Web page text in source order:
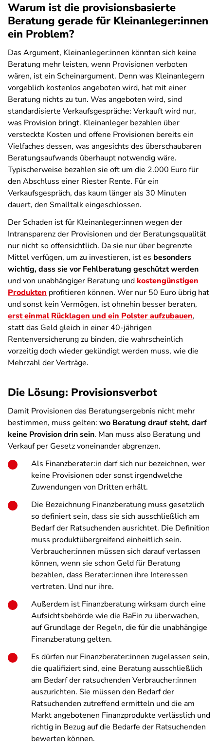
Warum ist die provisionsbasierte
Beratung gerade für Kleinanleger:innen
ein Problem?
Das Argument, Kleinanleger:innen könnten sich keine
Beratung mehr leisten, wenn Provisionen verboten
wären, ist ein Scheinargument. Denn was Kleinanlegern
vorgeblich kostenlos angeboten wird, hat mit einer
Beratung nichts zu tun. Was angeboten wird, sind
standardisierte Verkaufsgespräche: Verkauft wird nur,
was Provision bringt. Kleinanleger bezahlen über
versteckte Kosten und offene Provisionen bereits ein
Vielfaches dessen, was angesichts des überschaubaren
Beratungsaufwands überhaupt notwendig wäre.
Typischerweise bezahlen sie oft um die 2.000 Euro für
den Abschluss einer Riester Rente. Für ein
Verkaufsgespräch, das kaum länger als 30 Minuten
dauert, den Smalltalk eingeschlossen.
Der Schaden ist für Kleinanleger:innen wegen der
Intransparenz der Provisionen und der Beratungsqualität
nur nicht so offensichtlich. Da sie nur über begrenzte
Mittel verfügen, um zu investieren, ist es besonders
wichtig, dass sie vor Fehlberatung geschützt werden
und von unabhängiger Beratung und kostengünstigen
Produkten profitieren können. Wer nur 50 Euro übrig hat
und sonst kein Vermögen, ist ohnehin besser beraten,
erst einmal Rücklagen und ein Polster aufzubauen,
statt das Geld gleich in einer 40-jährigen
Rentenversicherung zu binden, die wahrscheinlich
vorzeitig doch wieder gekündigt werden muss, wie die
Mehrzahl der Verträge.
Die Lösung: Provisionsverbot
Damit Provisionen das Beratungsergebnis nicht mehr
bestimmen, muss gelten: wo Beratung drauf steht, darf
keine Provision drin sein. Man muss also Beratung und
Verkauf per Gesetz voneinander abgrenzen.
Als Finanzberater:in darf sich nur bezeichnen, wer
keine Provisionen oder sonst irgendwelche
Zuwendungen von Dritten erhält.
Die Bezeichnung Finanzberatung muss gesetzlich
so definiert sein, dass sie sich ausschließlich am
Bedarf der Ratsuchenden ausrichtet. Die Definition
muss produktübergreifend einheitlich sein.
Verbraucher:innen müssen sich darauf verlassen
können, wenn sie schon Geld für Beratung
bezahlen, dass Berater:innen ihre Interessen
vertreten. Und nur ihre.
Außerdem ist Finanzberatung wirksam durch eine
Aufsichtsbehörde wie die BaFin zu überwachen,
auf Grundlage der Regeln, die für die unabhängige
Finanzberatung gelten.
Es dürfen nur Finanzberater:innen zugelassen sein,
die qualifiziert sind, eine Beratung ausschließlich
am Bedarf der ratsuchenden Verbraucher:innen
auszurichten. Sie müssen den Bedarf der
Ratsuchenden zutreffend ermitteln und die am
Markt angebotenen Finanzprodukte verlässlich und
richtig in Bezug auf die Bedarfe der Ratsuchenden
bewerten können.